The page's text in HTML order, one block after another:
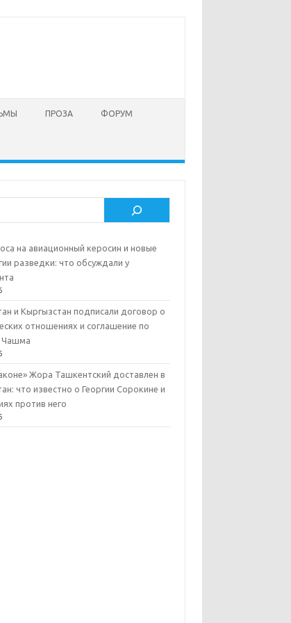
ПРОЗА ФОРУМ
на авиационный керосин и новые
разведки: что обсуждали у
и Кыргызстан подписали договор о
отношениях и соглашение по
Чашма
Жора Ташкентский доставлен в
что известно о Георгии Сорокине и
против него